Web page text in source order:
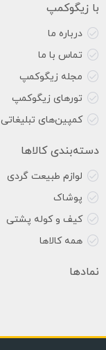
با زیگوکمپ
درباره ما
تماس با ما
مجله زیگوکمپ
تورهای زیگوکمپ
کمپین‌های تبلیغاتی
دسته‌بندی کالاها
لوازم طبیعت گردی
پوشاک
کیف و کوله پشتی
همه کالاها
نمادها